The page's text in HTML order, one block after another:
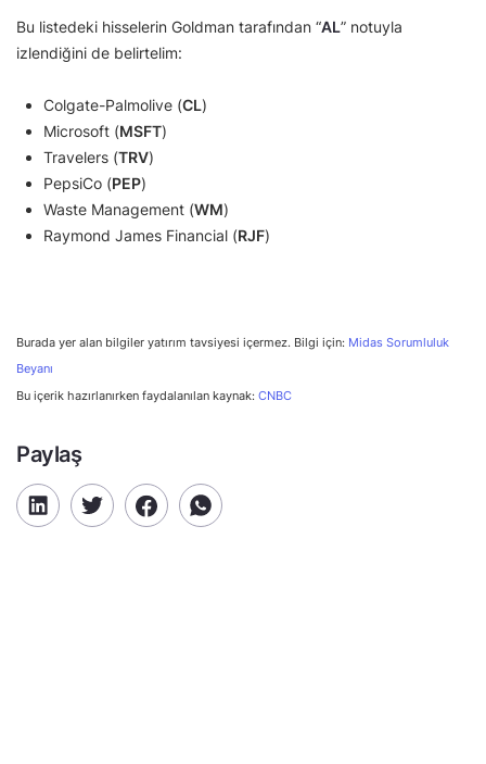
Bu listedeki hisselerin Goldman tarafından “AL” notuyla
izlendiğini de belirtelim:
Colgate-Palmolive (CL)
Microsoft (MSFT)
Travelers (TRV)
PepsiCo (PEP)
Waste Management (WM)
Raymond James Financial (RJF)
Burada yer alan bilgiler yatırım tavsiyesi içermez. Bilgi için: Midas Sorumluluk
Beyanı
Bu içerik hazırlanırken faydalanılan kaynak: CNBC
Paylaş